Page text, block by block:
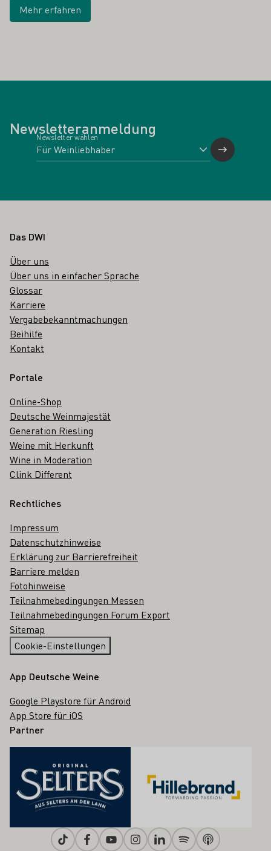
Mehr erfahren
Newsletteranmeldung
Newsletter wählen
Fußbereich
Das DWI
Über uns
Über uns in einfacher Sprache
Glossar
Karriere
Vergabebekanntmachungen
Beihilfe
Kontakt
Portale
Online-Shop
Deutsche Weinmajestät
Generation Riesling
Weine mit Herkunft
Wine in Moderation
Clink Different
Rechtliches
Impressum
Datenschutzhinweise
Erklärung zur Barrierefreiheit
Barriere melden
Fotohinweise
Teilnahmebedingungen Messen
Teilnahmebedingungen Forum Export
Sitemap
Cookie-Einstellungen
App Deutsche Weine
Google Playstore für Android
App Store für iOS
Partner
TiktokFacebookYoutubeInstagramLinkedinSpotifyApple